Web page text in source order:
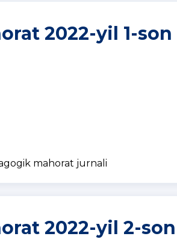
2022-yil 1-son
mahorat jurnali
2022-yil 2-son